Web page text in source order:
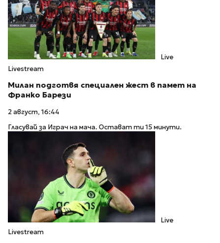
Live
Livestream
Милан подготвя специален жест в памет на
Франко Барези
2 август, 16:44
Гласувай за Играч на мача. Остават ти 15 минути.
Live
Livestream